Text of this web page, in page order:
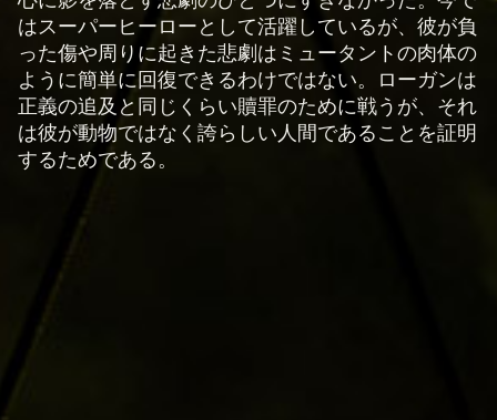
を
ク
リ
ッ
ク
す
る
はスーパーヒーローとして活躍しているが、彼が負
った傷や周りに起きた悲劇はミュータントの肉体の
ように簡単に回復できるわけではない。ローガンは
正義の追及と同じくらい贖罪のために戦うが、それ
は彼が動物ではなく誇らしい人間であることを証明
するためである。